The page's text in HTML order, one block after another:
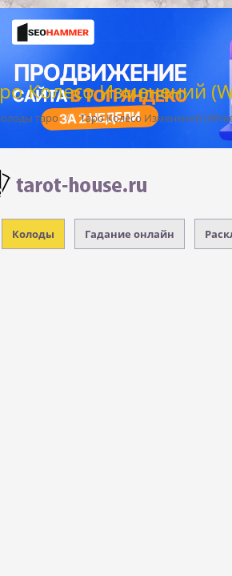
Колоды Гадание онлайн
Колесо Изменений
таро Таро Колесо Изменений